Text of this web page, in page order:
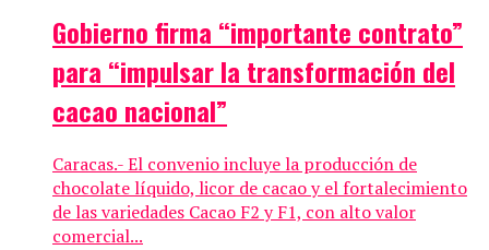
Gobierno firma “importante contrato”
para “impulsar la transformación del
cacao nacional”
Caracas.- El convenio incluye la producción de
chocolate líquido, licor de cacao y el fortalecimiento
de las variedades Cacao F2 y F1, con alto valor
comercial...